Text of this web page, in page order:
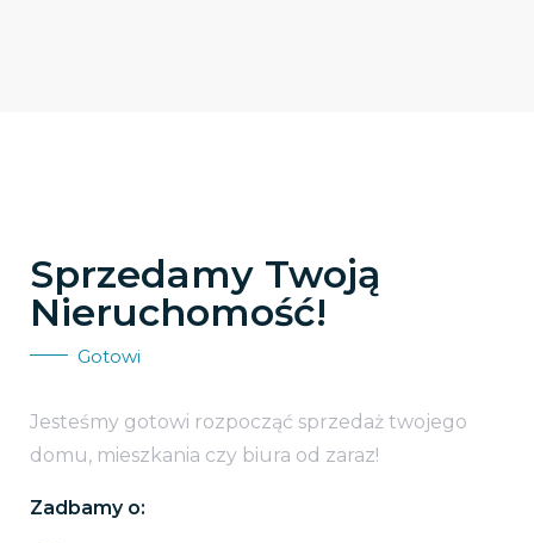
Sprzedamy Twoją
Nieruchomość!
Gotowi
Jesteśmy gotowi rozpocząć sprzedaż twojego
domu, mieszkania czy biura od zaraz!
Zadbamy o: